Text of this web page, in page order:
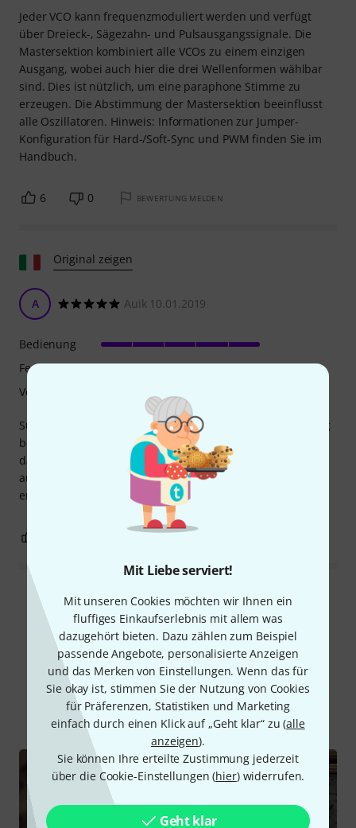
Mit Liebe serviert!
Mit unseren Cookies möchten wir Ihnen ein
fluffiges Einkaufserlebnis mit allem was
dazugehört bieten. Dazu zählen zum Beispiel
passende Angebote, personalisierte Anzeigen
und das Merken von Einstellungen. Wenn das für
Sie okay ist, stimmen Sie der Nutzung von Cookies
für Präferenzen, Statistiken und Marketing
einfach durch einen Klick auf „Geht klar“ zu (alle
anzeigen).
Sie können Ihre erteilte Zustimmung jederzeit
über die Cookie-Einstellungen (hier) widerrufen.
Geht klar
Jeder VCO kann frequenzmoduliert werden und verfügt
über Dreieck-, Sägezahn- und Pulsausgangssignale. Die
Mastersektion kombiniert alle VCOs zu einem einzigen
Ausgang, wobei auch hier die drei Wellenformen wählbar
sind. Dies ist nützlich, um eine paraphone Stimme zu
erzeugen. Die Abstimmung der Mastersektion beeinflusst
alle Oszillatoren. Hinweis: Informationen zur Jumper-
Konfiguration für Hard-/Soft-Sync und PWM finden Sie im
Handbuch.
6 0 BEWERTUNG MELDEN
Original zeigen
A Auik 10.01.2019
Super, 4 VCOs auf so kleinem Raum, ich war etwas pingelig
beim Stimmen, weil der TUNE bei 0 fast einen halben Ton
daneben lag... schade, dass man nicht mehr Oktaven
auswählen kann, aber man kann bei 18 PS auch nicht alles
erwarten. Empfehlenswert
Bedienung
Features
Verarbeitung
BEWERTUNG MELDEN
Alle Bewertungen lesen
Schon gewusst?
Alle Videos Ratgeber Testberichte